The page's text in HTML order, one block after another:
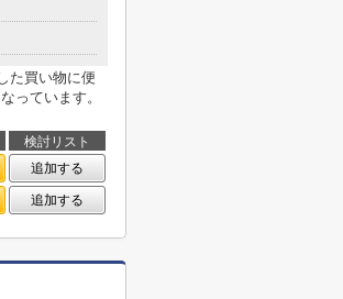
た買い物に便
っています。
検討リスト
追加する
追加する